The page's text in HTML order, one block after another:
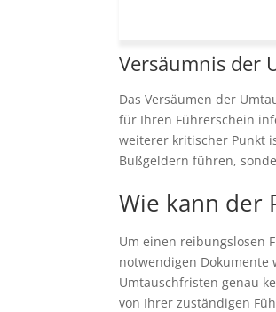
Versäumnis der
Das Versäumen der
für Ihren Führerschein
weiterer kritischer Punkt
Bußgeldern führen,
Wie kann der
Um einen reibungslosen
notwendigen Dokumente
Umtauschfristen genau
von Ihrer zuständigen